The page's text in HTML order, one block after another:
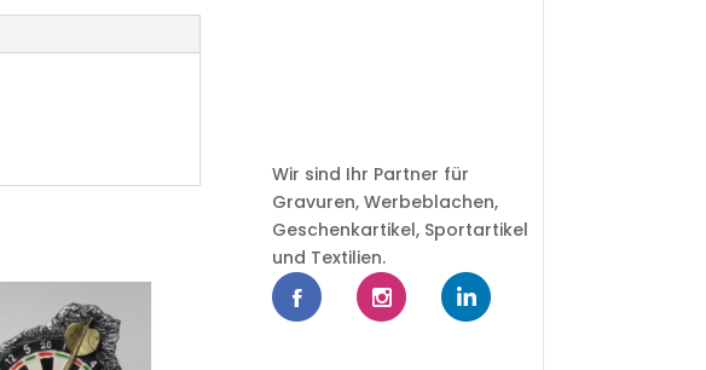
Wir sind Ihr Partner für
Gravuren, Werbeblachen,
Geschenkartikel, Sportartikel
und Textilien.